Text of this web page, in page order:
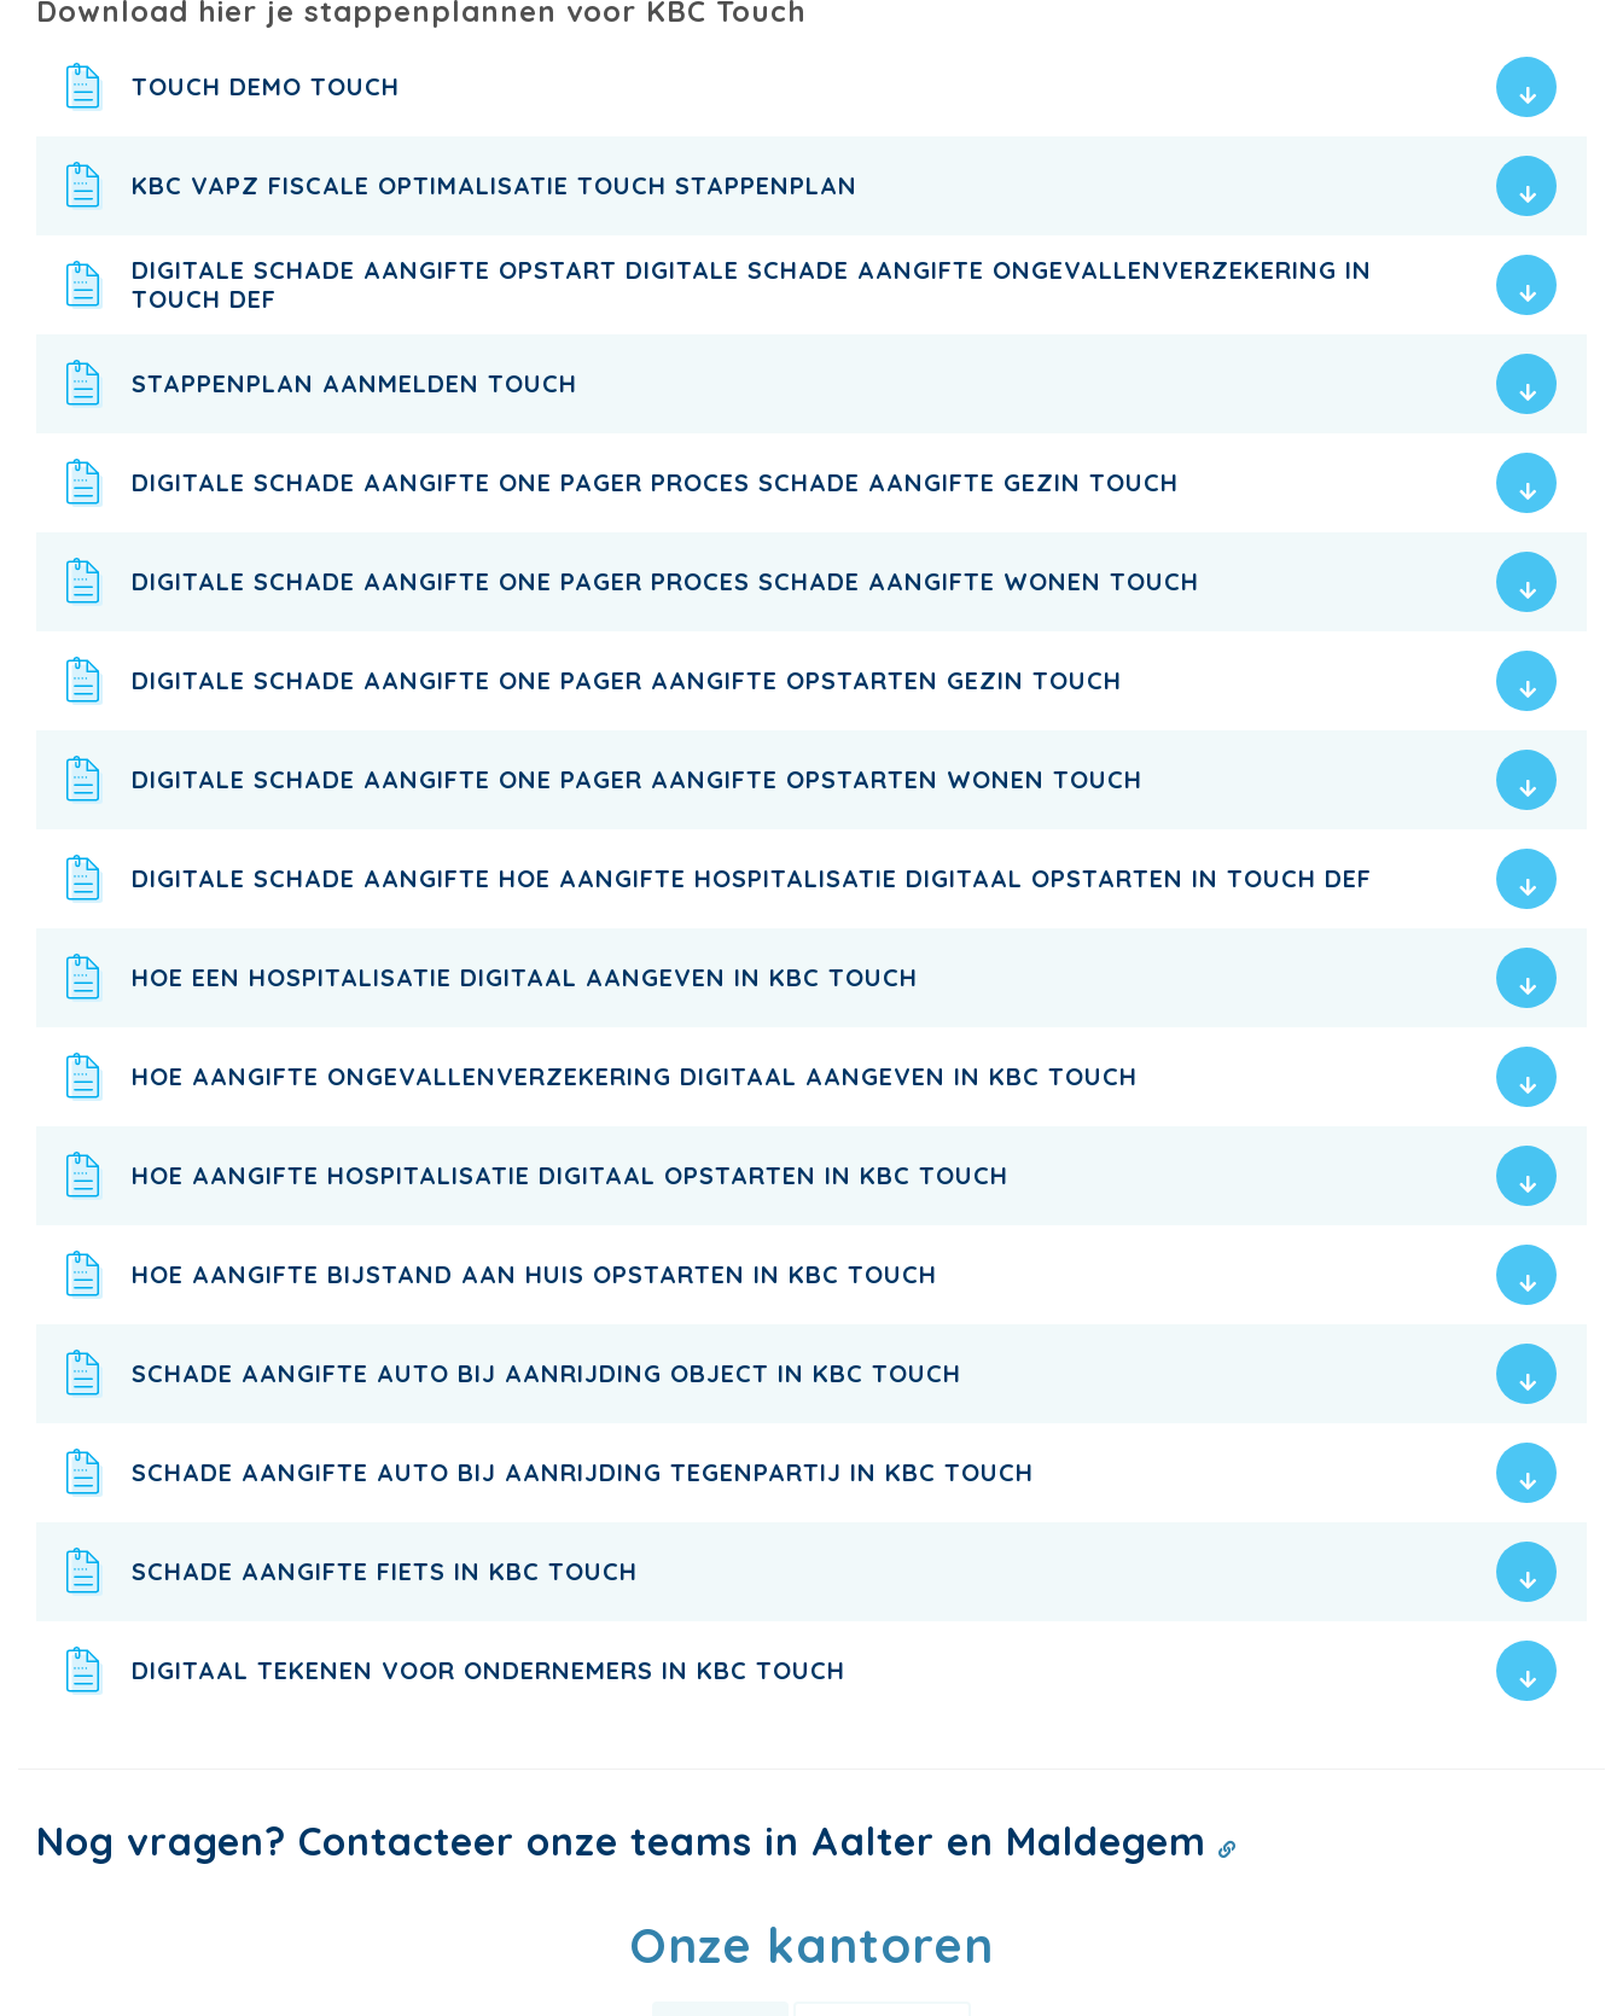
Download hier je stappenplannen voor KBC Touch
TOUCH DEMO TOUCH
KBC VAPZ FISCALE OPTIMALISATIE TOUCH STAPPENPLAN
DIGITALE SCHADE AANGIFTE OPSTART DIGITALE SCHADE AANGIFTE ONGEVALLENVERZEKERING IN
TOUCH DEF
STAPPENPLAN AANMELDEN TOUCH
DIGITALE SCHADE AANGIFTE ONE PAGER PROCES SCHADE AANGIFTE GEZIN TOUCH
DIGITALE SCHADE AANGIFTE ONE PAGER PROCES SCHADE AANGIFTE WONEN TOUCH
DIGITALE SCHADE AANGIFTE ONE PAGER AANGIFTE OPSTARTEN GEZIN TOUCH
DIGITALE SCHADE AANGIFTE ONE PAGER AANGIFTE OPSTARTEN WONEN TOUCH
DIGITALE SCHADE AANGIFTE HOE AANGIFTE HOSPITALISATIE DIGITAAL OPSTARTEN IN TOUCH DEF
HOE EEN HOSPITALISATIE DIGITAAL AANGEVEN IN KBC TOUCH
HOE AANGIFTE ONGEVALLENVERZEKERING DIGITAAL AANGEVEN IN KBC TOUCH
HOE AANGIFTE HOSPITALISATIE DIGITAAL OPSTARTEN IN KBC TOUCH
HOE AANGIFTE BIJSTAND AAN HUIS OPSTARTEN IN KBC TOUCH
SCHADE AANGIFTE AUTO BIJ AANRIJDING OBJECT IN KBC TOUCH
SCHADE AANGIFTE AUTO BIJ AANRIJDING TEGENPARTIJ IN KBC TOUCH
SCHADE AANGIFTE FIETS IN KBC TOUCH
DIGITAAL TEKENEN VOOR ONDERNEMERS IN KBC TOUCH
Nog vragen? Contacteer onze teams in Aalter en Maldegem
Onze kantoren